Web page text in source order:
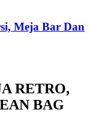
Meja Bar Dan
RETRO,
BAG